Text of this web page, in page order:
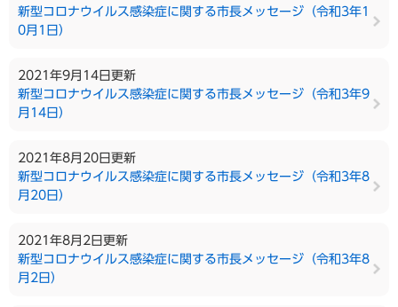
新型コロナウイルス感染症に関する市長メッセージ（令和3年1
0月1日）
2021年9月14日更新
新型コロナウイルス感染症に関する市長メッセージ（令和3年9
月14日）
2021年8月20日更新
新型コロナウイルス感染症に関する市長メッセージ（令和3年8
月20日）
2021年8月2日更新
新型コロナウイルス感染症に関する市長メッセージ（令和3年8
月2日）